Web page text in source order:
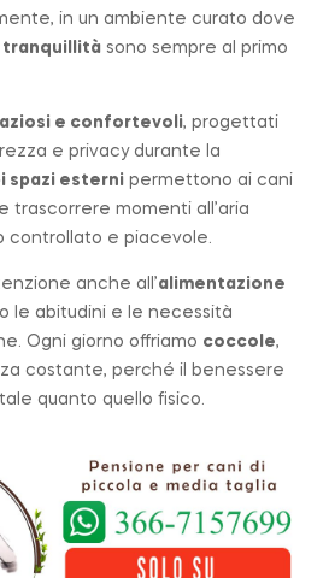
in un ambiente curato dove
tranquillità sono sempre al primo
e confortevoli, progettati
e privacy durante la
spazi esterni permettono ai cani
trascorrere momenti all’aria
controllato e piacevole.
anche all’alimentazione
le abitudini e le necessità
Ogni giorno offriamo coccole,
costante, perché il benessere
quanto quello fisico.